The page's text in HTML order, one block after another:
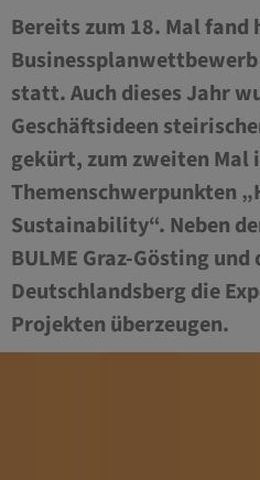
Bereits zum 18. Mal fand
statt. Auch dieses Jahr
Geschäftsideen
gekürt, zum zweiten Mal
Themenschwerpunkten
Sustainability“. Neben
BULME Graz-Gösting und
Deutschlandsberg die
Projekten überzeugen.